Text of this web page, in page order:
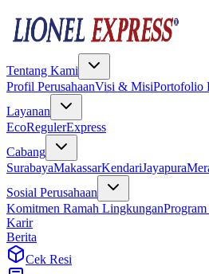
Tentang Kami
Profil PerusahaanVisi & MisiPortofolio
Layanan
EcoRegulerExpress
Cabang
SurabayaMakassarKendariJayapura
Sosial Perusahaan
Komitmen Ramah LingkunganProgram
Karir
Berita
Cek Resi